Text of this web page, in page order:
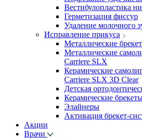
Вестибулопластика
Герметизация фиссур
Удаление молочного
Исправление прикуса
Металлические
Металлические
Carriere SLX
Керамические
Carriere SLX 3D Clear
Детская
Керамические
Элайнеры
Активация брекет-
Акции
Врачи